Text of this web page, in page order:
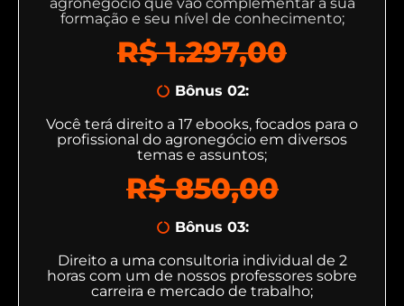
formação e seu nível de conhecimento;
R$ 1.297,00
Bônus 02:
Você terá direito a 17 ebooks, focados para o
profissional do agronegócio em diversos
temas e assuntos;
R$ 850,00
Bônus 03:
Direito a uma consultoria individual de 2
horas com um de nossos professores sobre
carreira e mercado de trabalho;